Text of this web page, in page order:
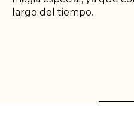
largo del tiempo.